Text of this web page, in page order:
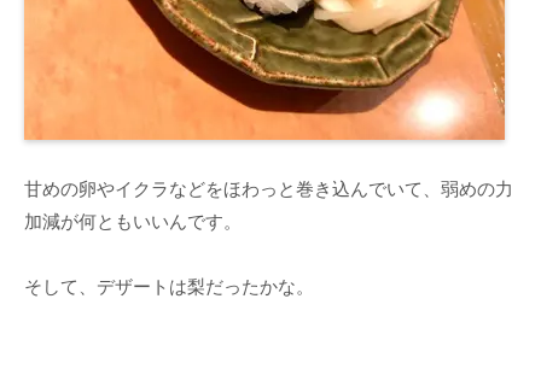
甘めの卵やイクラなどをほわっと巻き込んでいて、弱めの力
加減が何ともいいんです。
そして、デザートは梨だったかな。